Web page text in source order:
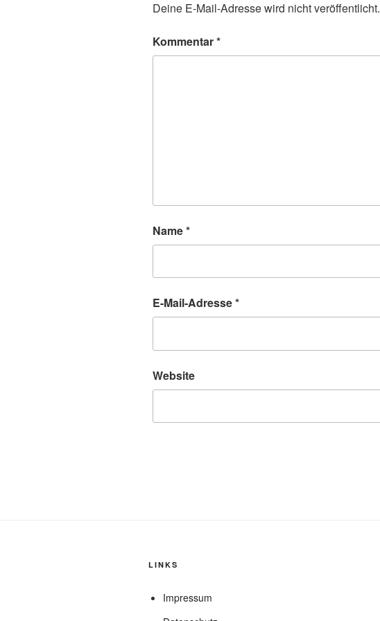
Deine E-Mail-Adresse wird nicht veröffentlicht.
Kommentar*
Name*
E-Mail-Adresse*
Website
LINKS
Impressum